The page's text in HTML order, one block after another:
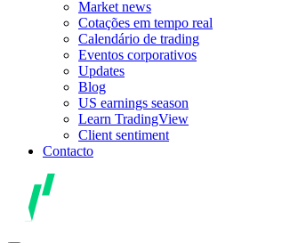
Market news
Cotações em tempo real
Calendário de trading
Eventos corporativos
Updates
Blog
US earnings season
Learn TradingView
Client sentiment
Contacto